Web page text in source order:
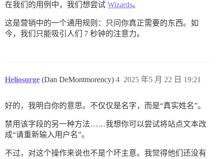
在我们的用例中，我们想尝试 Wizards。
这是营销中的一个通用规则：只问你真正需要的东西。如
今，我们只能吸引人们 7 秒钟的注意力。
Heliosurge (Dan DeMontmorency) 2025 年5 月 22 日 19:21
4
好的，我明白你的意思。不仅仅是名字，而是“真实姓名”。
禁用该字段的另一种方法……我想你可以尝试将站点文本改
成“请重新输入用户名”。
不过，对这个操作来说也不是个坏主意。我觉得他们还没有